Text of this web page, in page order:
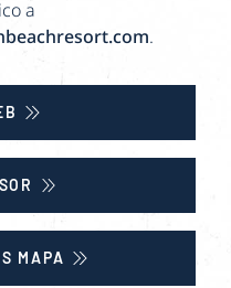
a
.
MAPA